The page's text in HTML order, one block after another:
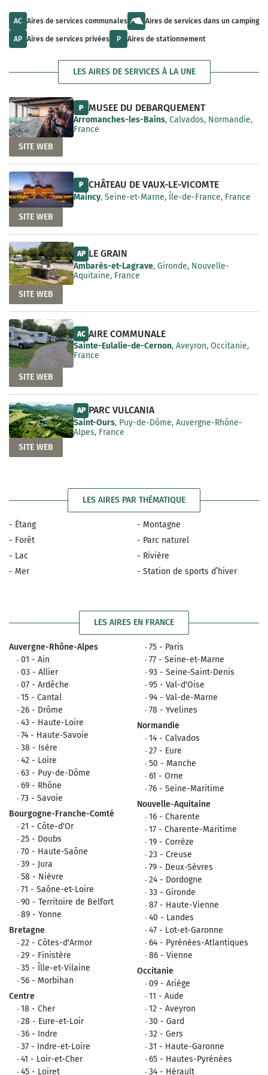
i
l
b
l
t
s
v
a
a
e
l
t
a
v
l
l
e
AC Aires de services communales Aires de services dans un camping
AP Aires de services privées P Aires de stationnement
LES AIRES DE SERVICES À LA UNE
P MUSEE DU DEBARQUEMENT
Arromanches-les-Bains, Calvados, Normandie,
France
SITE WEB
P CHÂTEAU DE VAUX-LE-VICOMTE
Maincy, Seine-et-Marne, Île-de-France, France
SITE WEB
AP LE GRAIN
Ambarès-et-Lagrave, Gironde, Nouvelle-
Aquitaine, France
SITE WEB
AC AIRE COMMUNALE
Sainte-Eulalie-de-Cernon, Aveyron, Occitanie,
France
SITE WEB
AP PARC VULCANIA
Saint-Ours, Puy-de-Dôme, Auvergne-Rhône-
Alpes, France
SITE WEB
LES AIRES PAR THÉMATIQUE
- Étang
- Forêt
- Lac
- Mer
- Montagne
- Parc naturel
- Rivière
- Station de sports d’hiver
LES AIRES EN FRANCE
Auvergne-Rhône-Alpes
01 - Ain
03 - Allier
07 - Ardêche
15 - Cantal
26 - Drôme
43 - Haute-Loire
74 - Haute-Savoie
38 - Isère
42 - Loire
63 - Puy-de-Dôme
69 - Rhône
73 - Savoie
Bourgogne-Franche-Comté
21 - Côte-d'Or
25 - Doubs
70 - Haute-Saône
39 - Jura
58 - Nièvre
71 - Saône-et-Loire
90 - Territoire de Belfort
89 - Yonne
Bretagne
22 - Côtes-d'Armor
29 - Finistère
35 - Îlle-et-Vilaine
56 - Morbihan
Centre
18 - Cher
28 - Eure-et-Loir
36 - Indre
37 - Indre-et-Loire
41 - Loir-et-Cher
45 - Loiret
75 - Paris
77 - Seine-et-Marne
93 - Seine-Saint-Denis
95 - Val-d'Oise
94 - Val-de-Marne
78 - Yvelines
Normandie
14 - Calvados
27 - Eure
50 - Manche
61 - Orne
76 - Seine-Maritime
Nouvelle-Aquitaine
16 - Charente
17 - Charente-Maritime
19 - Corrèze
23 - Creuse
79 - Deux-Sèvres
24 - Dordogne
33 - Gironde
87 - Haute-Vienne
40 - Landes
47 - Lot-et-Garonne
64 - Pyrénées-Atlantiques
86 - Vienne
Occitanie
09 - Ariège
11 - Aude
12 - Aveyron
30 - Gard
32 - Gers
31 - Haute-Garonne
65 - Hautes-Pyrénées
34 - Hérault